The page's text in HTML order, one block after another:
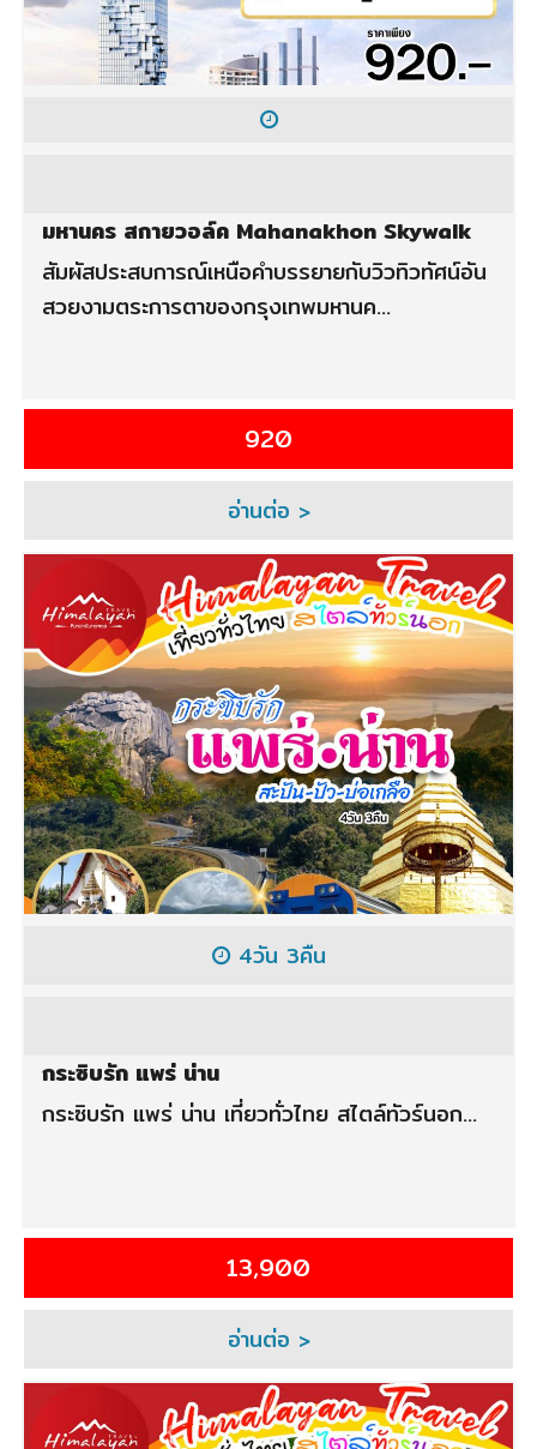
มหานคร สกายวอล์ค Mahanakhon Skywalk
สัมผัสประสบการณ์เหนือคำบรรยายกับวิวทิวทัศน์อัน
สวยงามตระการตาของกรุงเทพมหานค...
920
อ่านต่อ >
4วัน 3คืน
กระซิบรัก แพร่ น่าน
กระซิบรัก แพร่ น่าน เที่ยวทั่วไทย สไตล์ทัวร์นอก...
13,900
อ่านต่อ >